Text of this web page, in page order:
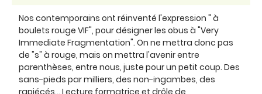
Nos contemporains ont réinventé l'expression " à
boulets rouge VIF", pour désigner les obus à "Very
Immediate Fragmentation". On ne mettra donc pas
de "s" à rouge, mais on mettra l'avenir entre
parenthèses, entre nous, juste pour un petit coup. Des
sans-pieds par milliers, des non-ingambes, des
rapiécés... Lecture formatrice et drôle de